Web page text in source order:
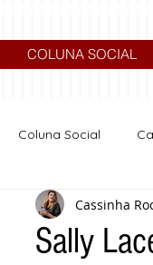
COLUNA SOCIAL
Coluna Social
Nova categoria
Sally
Cassinha